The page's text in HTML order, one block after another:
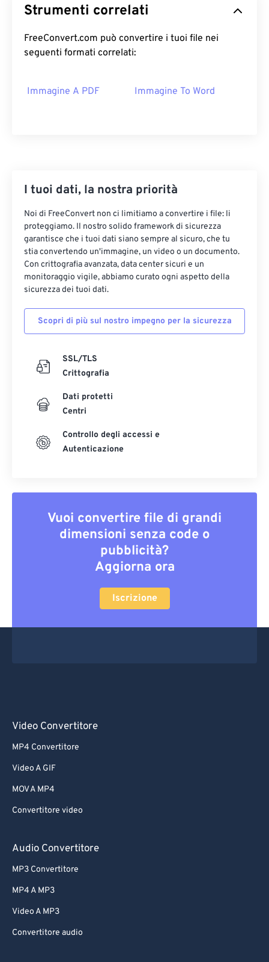
Strumenti correlati
FreeConvert.com può convertire i tuoi file nei
seguenti formati correlati:
Immagine A PDF Immagine To Word
I tuoi dati, la nostra priorità
Noi di FreeConvert non ci limitiamo a convertire i file: li
proteggiamo. Il nostro solido framework di sicurezza
garantisce che i tuoi dati siano sempre al sicuro, che tu
stia convertendo un'immagine, un video o un documento.
Con crittografia avanzata, data center sicuri e un
monitoraggio vigile, abbiamo curato ogni aspetto della
sicurezza dei tuoi dati.
Scopri di più sul nostro impegno per la sicurezza
SSL/TLS
Crittografia
Dati protetti
Centri
Controllo degli accessi e
Autenticazione
Vuoi convertire file di grandi
dimensioni senza code o
pubblicità?
Aggiorna ora
Iscrizione
Video Convertitore
MP4 Convertitore
Video A GIF
MOV A MP4
Convertitore video
Audio Convertitore
MP3 Convertitore
MP4 A MP3
Video A MP3
Convertitore audio